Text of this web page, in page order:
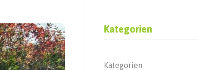
Kategorien
Kategorien